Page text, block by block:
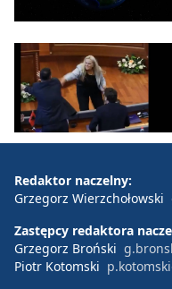
Redaktor naczelny:
Grzegorz Wierzchołowski
Zastępcy redaktora
Grzegorz Broński
Piotr Kotomski